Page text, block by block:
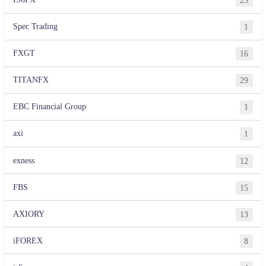
Spec Trading 1
FXGT 16
TITANFX 29
EBC Financial Group 1
axi 1
exness 12
FBS 15
AXIORY 13
iFOREX 8